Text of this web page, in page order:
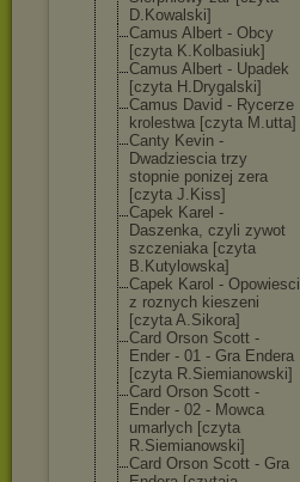
D.Kowalski]
Camus Albert - Obcy
[czyta K.Kolbasiuk]
Camus Albert - Upadek
[czyta H.Drygalski]
Camus David - Rycerze
krolestwa [czyta M.utta]
Canty Kevin -
Dwadziescia trzy
stopnie ponizej zera
[czyta J.Kiss]
Capek Karel -
Daszenka, czyli zywot
szczeniaka [czyta
B.Kutylowska]
Capek Karol - Opowiesci
z roznych kieszeni
[czyta A.Sikora]
Card Orson Scott -
Ender - 01 - Gra Endera
[czyta R.Siemianowski]
Card Orson Scott -
Ender - 02 - Mowca
umarlych [czyta
R.Siemianowski]
Card Orson Scott - Gra